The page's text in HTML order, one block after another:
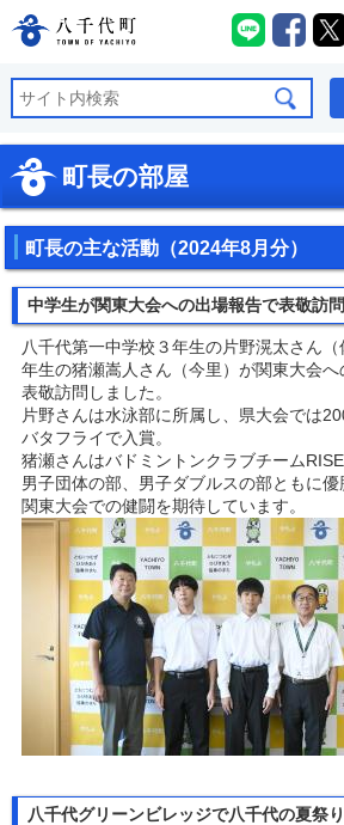
八千代町公式ホームページ
八千代町
八
町長の部屋
町長の主な活動（2024年8月分）
中学生が関東大会への出場報告で表敬訪
八千代第一中学校３年生の片野滉太さん
年生の猪瀬嵩人さん（今里）が関東大会へ
表敬訪問しました。
片野さんは水泳部に所属し、県大会では
バタフライで入賞。
猪瀬さんはバドミントンクラブチーム
男子団体の部、男子ダブルスの部ともに優
関東大会での健闘を期待しています。
八千代グリーンビレッジで八千代の夏祭